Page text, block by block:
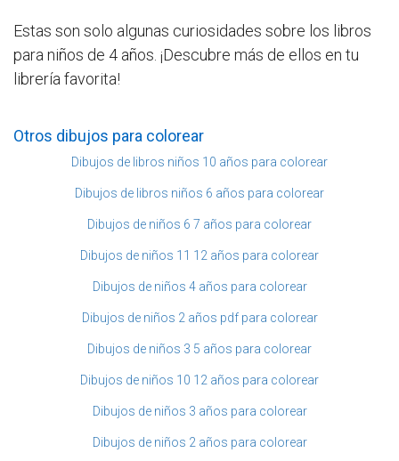
Estas son solo algunas curiosidades sobre los libros
para niños de 4 años. ¡Descubre más de ellos en tu
librería favorita!
Otros dibujos para colorear
Dibujos de libros niños 10 años para colorear
Dibujos de libros niños 6 años para colorear
Dibujos de niños 6 7 años para colorear
Dibujos de niños 11 12 años para colorear
Dibujos de niños 4 años para colorear
Dibujos de niños 2 años pdf para colorear
Dibujos de niños 3 5 años para colorear
Dibujos de niños 10 12 años para colorear
Dibujos de niños 3 años para colorear
Dibujos de niños 2 años para colorear